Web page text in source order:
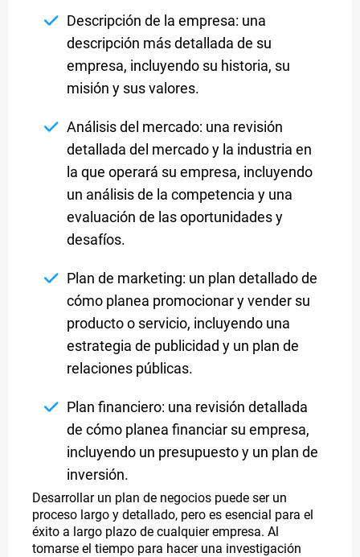
Descripción de la empresa: una
descripción más detallada de su
empresa, incluyendo su historia, su
misión y sus valores.
Análisis del mercado: una revisión
detallada del mercado y la industria en
la que operará su empresa, incluyendo
un análisis de la competencia y una
evaluación de las oportunidades y
desafíos.
Plan de marketing: un plan detallado de
cómo planea promocionar y vender su
producto o servicio, incluyendo una
estrategia de publicidad y un plan de
relaciones públicas.
Plan financiero: una revisión detallada
de cómo planea financiar su empresa,
incluyendo un presupuesto y un plan de
inversión.
Desarrollar un plan de negocios puede ser un
proceso largo y detallado, pero es esencial para el
éxito a largo plazo de cualquier empresa. Al
tomarse el tiempo para hacer una investigación